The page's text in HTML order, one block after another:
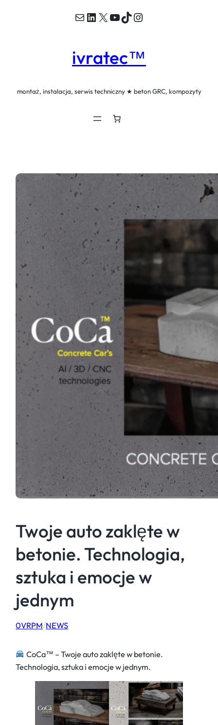
MailLinkedIn
X YouTube
TikTokInstagram
ivratec™
montaż, instalacja, serwis techniczny ★ beton GRC, kompozyty
Twoje auto zaklęte w
betonie. Technologia,
sztuka i emocje w
jednym
0VRPM/NEWS
CoCa™ – Twoje auto zaklęte w betonie.
Technologia, sztuka i emocje w jednym.